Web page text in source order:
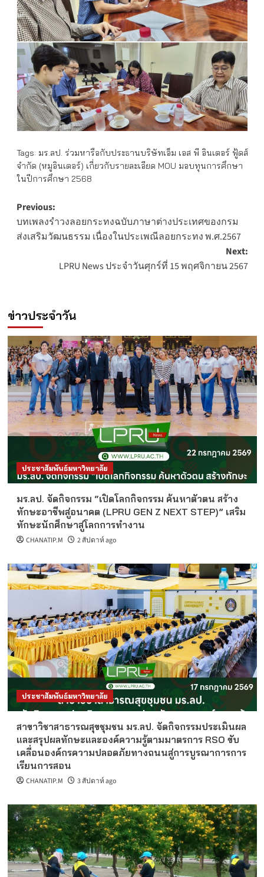
Tags: มร.ลป. ร่วมหารือกับประธานบริษัทเอ็ม เอส พี อินเตอร์ ฟู้ดส์
จำกัด (หมูอินเตอร์) เกี่ยวกับรายละเอียด MOU มอบทุนการศึกษา
ในปีการศึกษา 2568
Post
navigation
Previous:
บทเพลงรำวงลอยกระทงฉบับภาษาต่างประเทศของกรม
ส่งเสริมวัฒนธรรม เนื่องในประเพณีลอยกระทง พ.ศ.2567
Next:
LPRU News ประจำวันศุกร์ที่ 15 พฤศจิกายน 2567
ข่าวประจำวัน
ประชาสัมพันธ์มหาวิทยาลัย
มร.ลป. จัดกิจกรรม “เปิดโลกกิจกรรม ค้นหาตัวตน สร้าง
ทักษะอาชีพสู่อนาคต (LPRU GEN Z NEXT STEP)” เสริม
ทักษะนักศึกษาสู่โลกการทำงาน
CHANATIP.M 2 สัปดาห์ ago
ประชาสัมพันธ์มหาวิทยาลัย
สาขาวิชาสาธารณสุขชุมชน มร.ลป. จัดกิจกรรมประเมินผล
และสรุปผลทักษะและองค์ความรู้ตามมาตรการ RSO ขับ
เคลื่อนองค์กรความปลอดภัยทางถนนสู่การบูรณาการการ
เรียนการสอน
CHANATIP.M 3 สัปดาห์ ago